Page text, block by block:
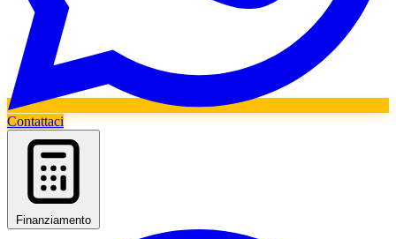
Contattaci
Finanziamento